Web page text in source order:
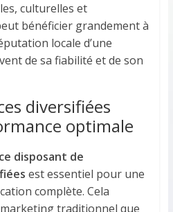
culturelles et
bénéficier grandement à
locale d’une
de sa fiabilité et de son
diversifiées
optimale
disposant de
est essentiel pour une
complète. Cela
traditionnel que